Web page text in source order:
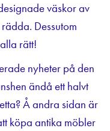
väskor av
Dessutom
rätt!
nyheter på den
ändå ett halvt
Å andra sidan är
köpa antika möbler